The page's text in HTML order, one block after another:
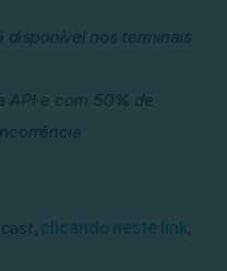
disponível nos terminais
API e com 50% de
clicando neste link